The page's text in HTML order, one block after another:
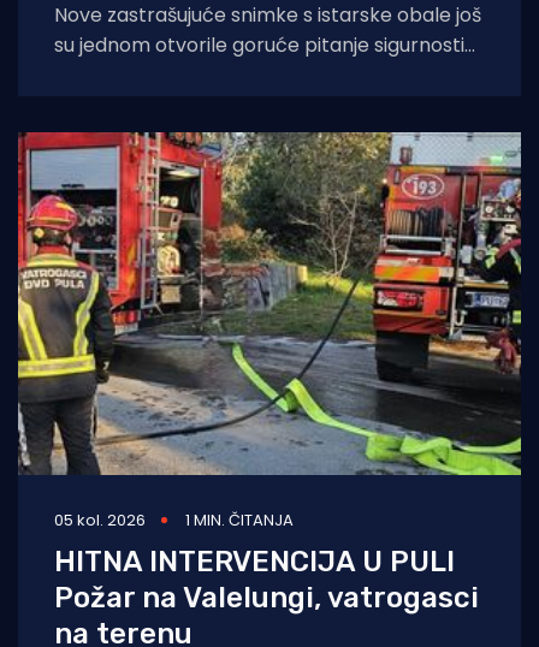
Nove zastrašujuće snimke s istarske obale još
su jednom otvorile goruće pitanje sigurnosti
05 kol. 2026 1 MIN. ČITANJA
HITNA INTERVENCIJA U PULI
Požar na Valelungi, vatrogasci
na terenu